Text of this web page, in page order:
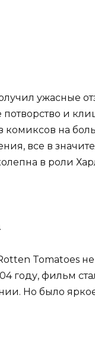
ужасные
потворство и
комиксов на
все в
в роли
Tomatoes
году, фильм
Но было